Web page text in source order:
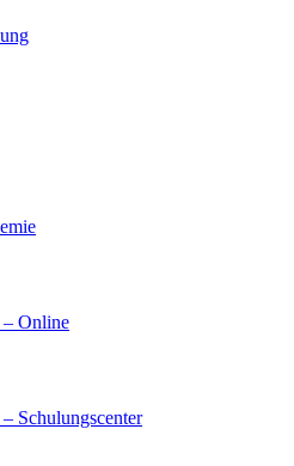
– Online
Schulungscenter